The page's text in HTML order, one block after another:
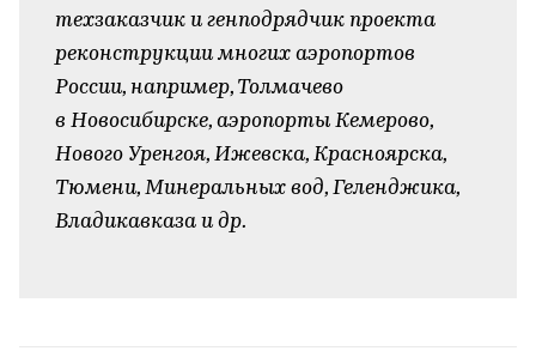
техзаказчик и генподрядчик проекта
реконструкции многих аэропортов
России, например, Толмачево
в Новосибирске, аэропорты Кемерово,
Нового Уренгоя, Ижевска, Красноярска,
Тюмени, Минеральных вод, Геленджика,
Владикавказа и др.